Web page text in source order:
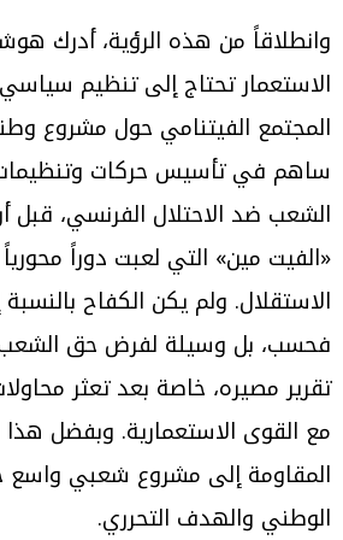
وانطلاقاً من هذه الرؤية، أدرك
الاستعمار تحتاج إلى تنظيم
المجتمع الفيتنامي حول مشروع
ساهم في تأسيس حركات
الشعب ضد الاحتلال الفرنسي، قبل
«الفيت مين» التي لعبت دوراً
الاستقلال. ولم يكن الكفاح بالنسبة
فحسب، بل وسيلة لفرض حق
تقرير مصيره، خاصة بعد تعثر
مع القوى الاستعمارية. وبفضل هذا
المقاومة إلى مشروع شعبي واسع
الوطني والهدف التحرري.